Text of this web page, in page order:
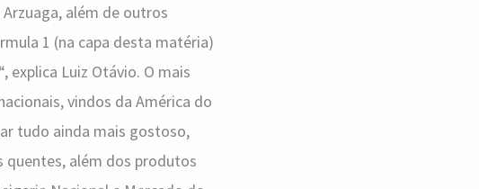
além de outros
1 (na capa desta matéria)
explica Luiz Otávio. O mais
vindos da América do
tudo ainda mais gostoso,
quentes, além dos produtos